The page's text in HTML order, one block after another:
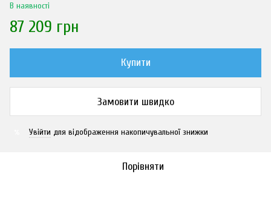
В наявності
87 209 грн
Купити
Замовити швидко
Увійти для відображення накопичувальної знижки
Порівняти